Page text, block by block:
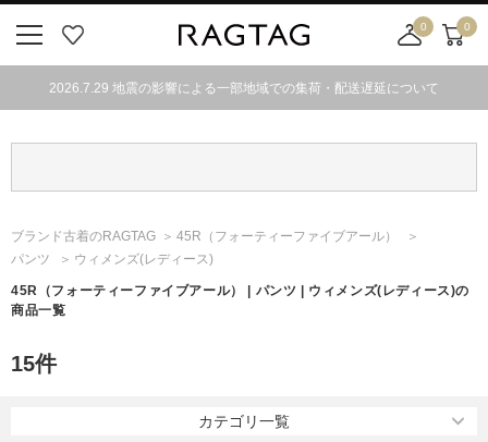
気
0
舗
カ
ト
0
2026.7.29 地震の影響による一部地域での集荷・配送遅延について
ブランド古着のRAGTAG 45R （フォーティーファイブアール）
パンツ
ウィメンズ(レディース)
45R （フォーティーファイブアール）
| パンツ | ウィメンズ(レディース)の
商品一覧
15件
カテゴリ一覧